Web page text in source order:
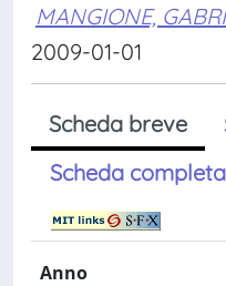
MANGIONE,
2009-01-01
Scheda breve
Scheda
Anno